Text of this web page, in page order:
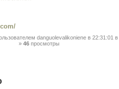
danguolevalikonieneв 22:31:01 в
46просмотры